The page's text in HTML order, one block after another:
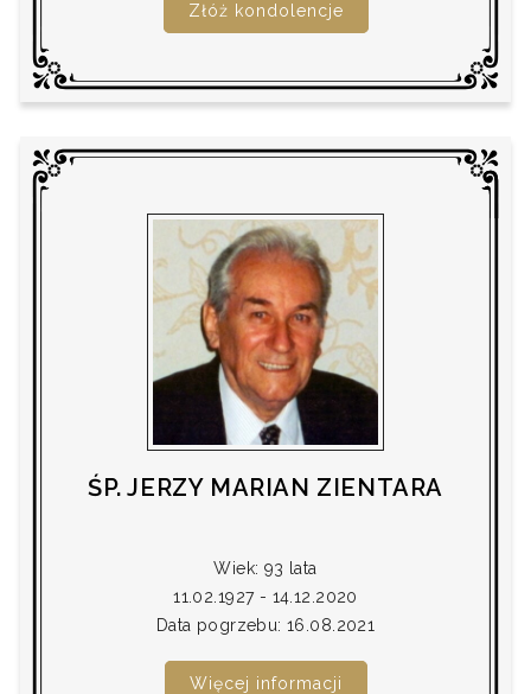
Złóż kondolencje
ŚP. JERZY MARIAN ZIENTARA
Wiek: 93 lata
11.02.1927 - 14.12.2020
Data pogrzebu: 16.08.2021
Więcej informacji